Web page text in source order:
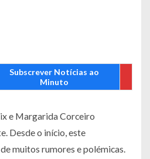
Subscrever Notícias ao
Minuto
e Margarida Corceiro
Desde o início, este
muitos rumores e polémicas.